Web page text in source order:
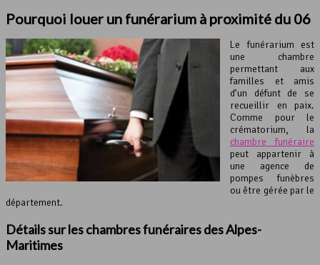
Pourquoi louer un funérarium à proximité du 06
Le funérarium est
une chambre
permettant aux
familles et amis
d’un défunt de se
recueillir en paix.
Comme pour le
crématorium, la
chambre funéraire
peut appartenir à
une agence de
pompes funèbres
ou être gérée par le
département.
Détails sur les chambres funéraires des Alpes-
Maritimes